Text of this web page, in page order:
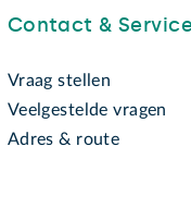
Contact &
Vraag stellen
Veelgestelde vragen
Adres & route